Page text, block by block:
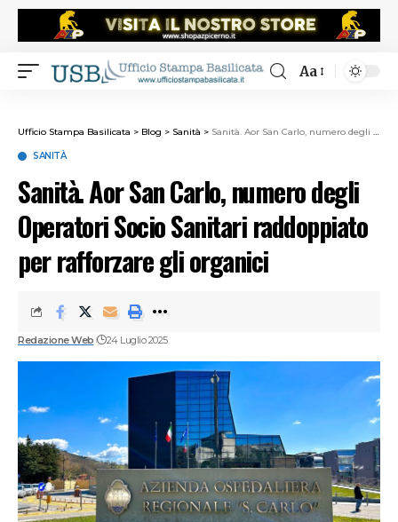
Aa
Ufficio Stampa Basilicata > Blog > Sanità > Sanità. Aor San Carlo, numero degli Operatori Socio Sanitari raddoppiato per rafforzare gli organici
SANITÀ
Sanità. Aor San Carlo, numero degli
Operatori Socio Sanitari raddoppiato
per rafforzare gli organici
Redazione Web 24 Luglio 2025